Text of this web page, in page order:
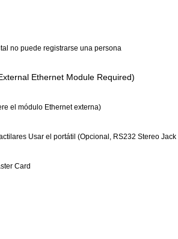
no puede registrarse una persona
Ethernet Module Required)
el módulo Ethernet externa)
Usar el portátil (Opcional, RS232 Stereo
Card